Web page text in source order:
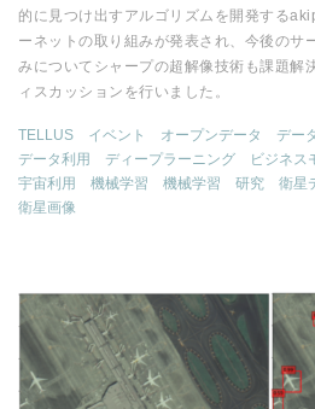
的に見つけ出すアルゴリズムを開発する
ーネットの取り組みが発表され、今後のサ
みについてシャープの超解像技術も課題解
ィスカッションを行いました。
TELLUS イベント オープンデータ
デー
データ利用
ディープラーニング ビジネス
宇宙利用
機械学習 機械学習 研究 衛星
衛星画像